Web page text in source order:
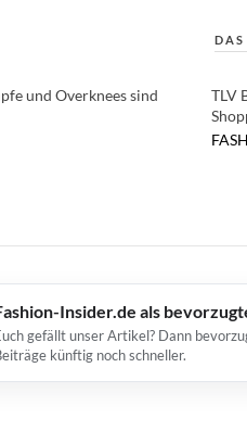
und Overknees sind
TLV
Insider.de als
gefällt unser Artikel? Dann
künftig noch schneller.